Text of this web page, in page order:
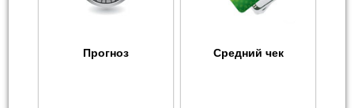
Прогноз Средний чек